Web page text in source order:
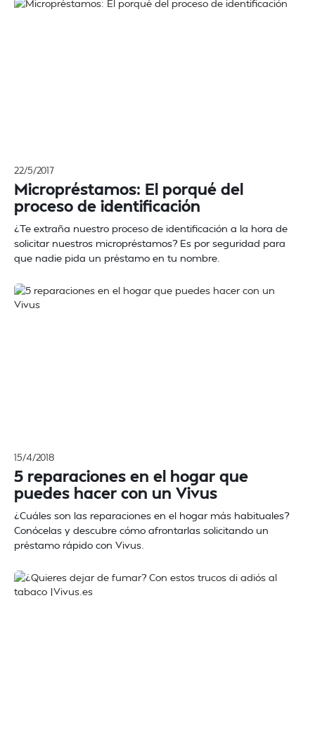
22/5/2017
Micropréstamos: El porqué del
proceso de identificación
¿Te extraña nuestro proceso de identificación a la hora de
solicitar nuestros micropréstamos? Es por seguridad para
que nadie pida un préstamo en tu nombre.
15/4/2018
5 reparaciones en el hogar que
puedes hacer con un Vivus
¿Cuáles son las reparaciones en el hogar más habituales?
Conócelas y descubre cómo afrontarlas solicitando un
préstamo rápido con Vivus.